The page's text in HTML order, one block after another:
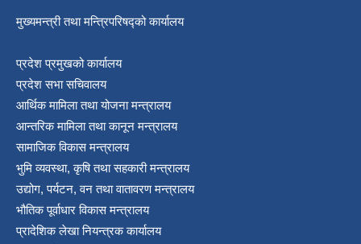
मुख्यमन्त्री तथा मन्त्रिपरिषद्को कार्यालय
प्रदेश प्रमुखको कार्यालय
प्रदेश सभा सचिवालय
आर्थिक मामिला तथा योजना मन्त्रालय
आन्तरिक मामिला तथा कानून मन्त्रालय
सामाजिक विकास मन्त्रालय
भुमि व्यवस्था, कृषि तथा सहकारी मन्त्रालय
उद्योग, पर्यटन, वन तथा वातावरण मन्त्रालय
भौतिक पूर्वाधार विकास मन्त्रालय
प्रादेशिक लेखा नियन्त्रक कार्यालय